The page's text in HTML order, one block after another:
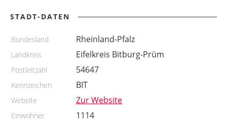
STADT-DATEN
Bundesland Rheinland-Pfalz
Landkreis Eifelkreis Bitburg-Prüm
Postleitzahl 54647
Kennzeichen BIT
Website Zur Website
Einwohner 1114